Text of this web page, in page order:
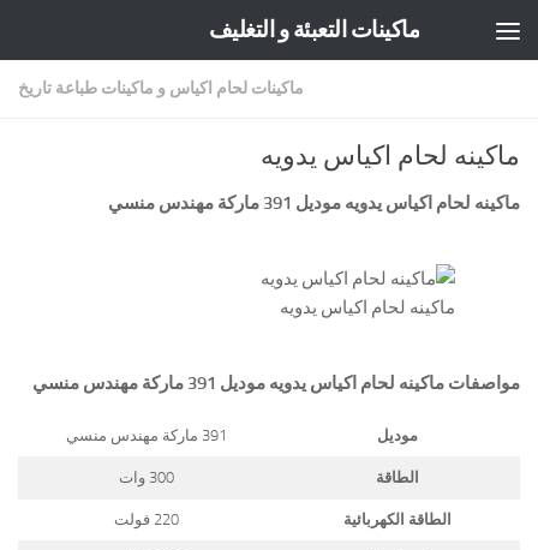
ماكينات التعبئة و التغليف
ماكينات لحام اكياس و ماكينات طباعة تاريخ
ماكينه لحام اكياس يدويه
ماكينه لحام اكياس يدويه موديل 391 ماركة مهندس منسي
ماكينه لحام اكياس يدويه
مواصفات ماكينه لحام اكياس يدويه موديل 391 ماركة مهندس منسي
موديل 391 ماركة مهندس منسي
الطاقة 300 وات
الطاقة الكهربائية 220 فولت